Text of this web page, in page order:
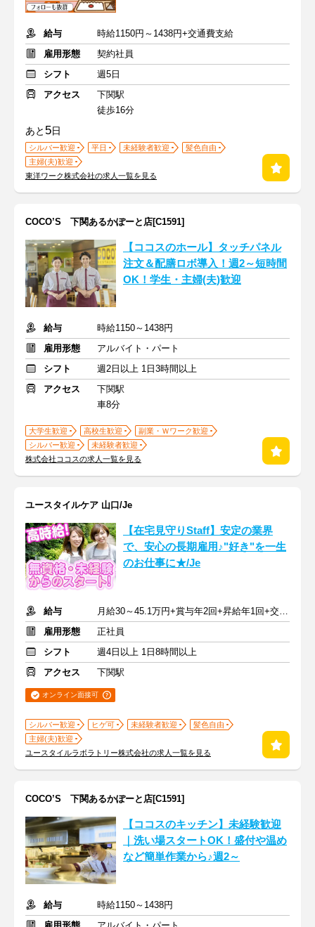
給与
時給1150円～1438円+交通費支給
雇用形態
契約社員
シフト
週5日
アクセス
下関駅
徒歩16分
あと 5日
シルバー歓迎 平日 未経験者歓迎
髪色自由
主婦(夫)歓迎
東洋ワーク株式会社の求人一覧を見る
COCO’S 下関あるかぽーと店[C1591]
【ココスのホール】タッチパネル
注文＆配膳ロボ導入！週2～短時間
OK！学生・主婦(夫)歓迎
給与
時給1150～1438円
雇用形態
アルバイト・パート
シフト
週2日以上 1日3時間以上
アクセス
下関駅
車8分
大学生歓迎 高校生歓迎
副業・Ｗワーク歓迎
シルバー歓迎
未経験者歓迎
株式会社ココスの求人一覧を見る
ユースタイルケア 山口/Je
【在宅見守りStaff】安定の業界
で、安心の長期雇用♪"好き"を一生
のお仕事に★/Je
給与
月給30～45.1万円+賞与年2回+昇給年1回+交通費全額
雇用形態
正社員
シフト
週4日以上 1日8時間以上
アクセス
下関駅
オンライン面接可
シルバー歓迎 ヒゲ可 未経験者歓迎
髪色自由
主婦(夫)歓迎
ユースタイルラボラトリー株式会社の求人一覧を見る
COCO’S 下関あるかぽーと店[C1591]
【ココスのキッチン】未経験歓迎
｜洗い場スタートOK！盛付や温め
など簡単作業から♪週2～
給与
時給1150～1438円